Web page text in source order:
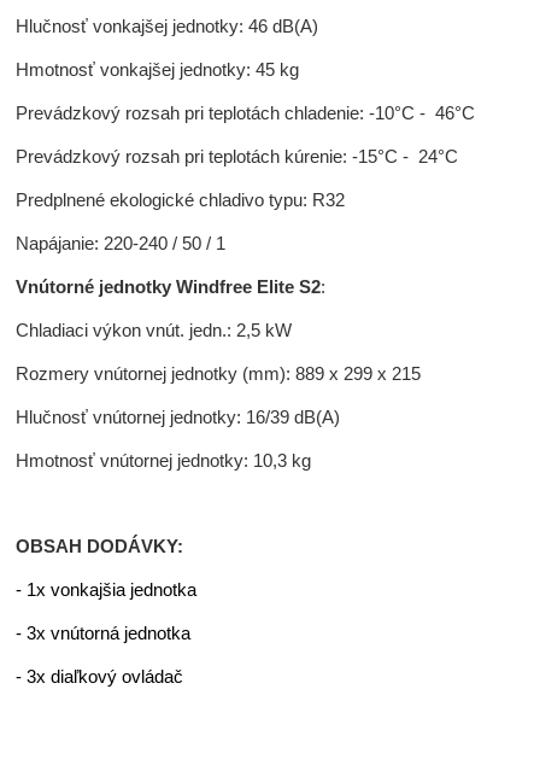
Hlučnosť vonkajšej jednotky: 46 dB(A)
Hmotnosť vonkajšej jednotky: 45 kg
Prevádzkový rozsah pri teplotách chladenie: -10°C - 46°C
Prevádzkový rozsah pri teplotách kúrenie: -15°C - 24°C
Predplnené ekologické chladivo typu: R32
Napájanie: 220-240 / 50 / 1
Vnútorné jednotky Windfree Elite S2:
Chladiaci výkon vnút. jedn.: 2,5 kW
Rozmery vnútornej jednotky (mm): 889 x 299 x 215
Hlučnosť vnútornej jednotky: 16/39 dB(A)
Hmotnosť vnútornej jednotky: 10,3 kg
OBSAH DODÁVKY:
- 1x vonkajšia jednotka
- 3x vnútorná jednotka
- 3x diaľkový ovládač